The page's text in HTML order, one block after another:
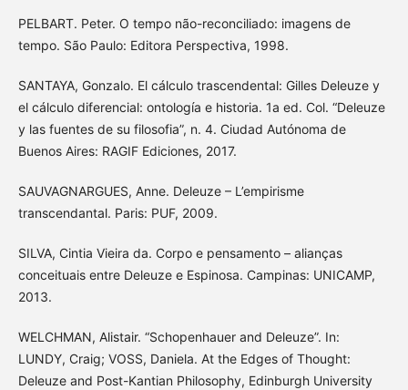
PELBART. Peter. O tempo não-reconciliado: imagens de
tempo. São Paulo: Editora Perspectiva, 1998.
SANTAYA, Gonzalo. El cálculo trascendental: Gilles Deleuze y
el cálculo diferencial: ontología e historia. 1a ed. Col. “Deleuze
y las fuentes de su filosofia”, n. 4. Ciudad Autónoma de
Buenos Aires: RAGIF Ediciones, 2017.
SAUVAGNARGUES, Anne. Deleuze – L’empirisme
transcendantal. Paris: PUF, 2009.
SILVA, Cintia Vieira da. Corpo e pensamento – alianças
conceituais entre Deleuze e Espinosa. Campinas: UNICAMP,
2013.
WELCHMAN, Alistair. “Schopenhauer and Deleuze”. In:
LUNDY, Craig; VOSS, Daniela. At the Edges of Thought:
Deleuze and Post-Kantian Philosophy, Edinburgh University